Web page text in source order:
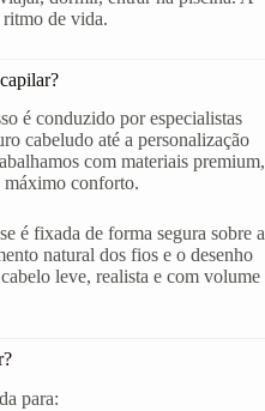
ritmo de vida.
é conduzido por especialistas
cabeludo até a personalização
com materiais premium,
máximo conforto.
é fixada de forma segura sobre a
natural dos fios e o desenho
leve, realista e com volume
para: